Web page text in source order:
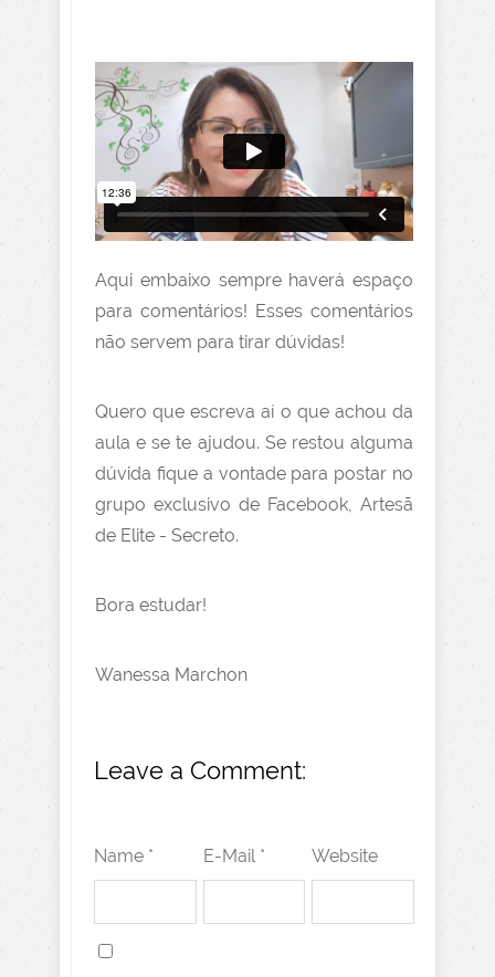
Aqui embaixo sempre haverá espaço
para comentários! Esses comentários
não servem para tirar dúvidas!
Quero que escreva aí o que achou da
aula e se te ajudou. Se restou alguma
dúvida fique a vontade para postar no
grupo exclusivo de Facebook, Artesã
de Elite - Secreto.
Bora estudar!
Wanessa Marchon
Leave a Comment:
Name * E-Mail * Website